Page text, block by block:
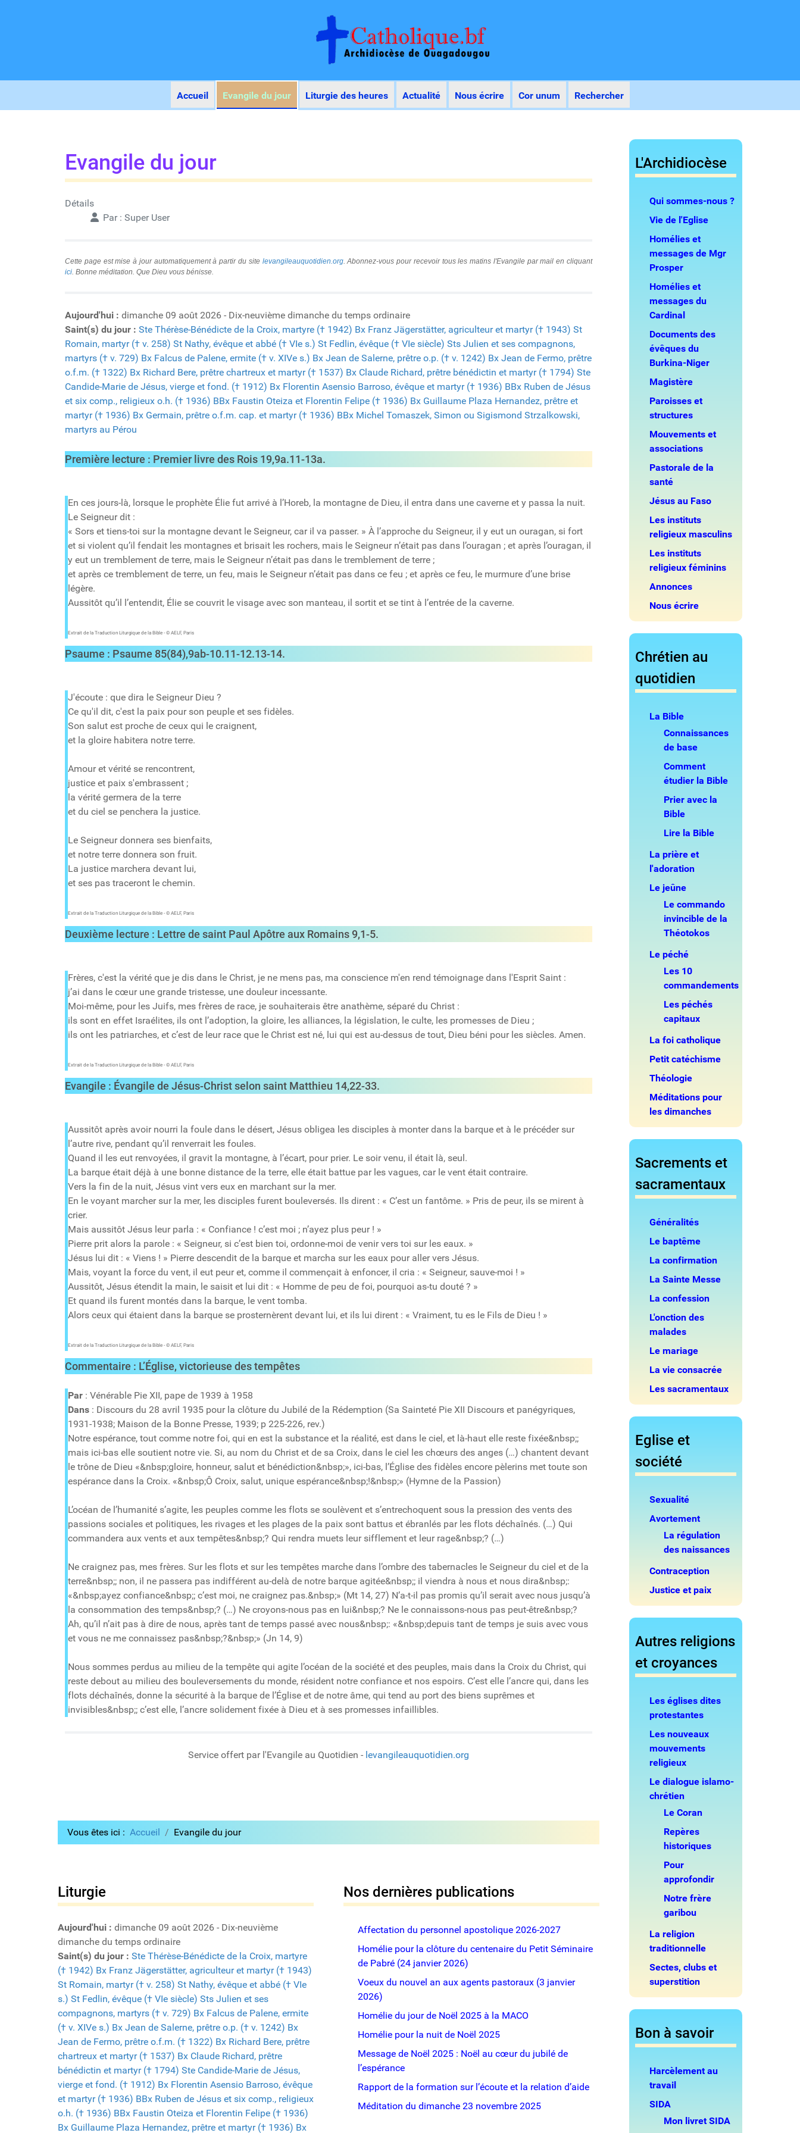
Accueil Evangile du jour Liturgie des heures Actualité Nous écrire Cor unum Rechercher
Evangile du jour
Détails
Par : Super User
Cette page est mise à jour automatiquement à partir du site levangileauquotidien.org. Abonnez-vous pour recevoir tous les matins l'Evangile par mail en cliquant
ici. Bonne méditation. Que Dieu vous bénisse.
Aujourd'hui : dimanche 09 août 2026 - Dix-neuvième dimanche du temps ordinaire
Saint(s) du jour : Ste Thérèse-Bénédicte de la Croix, martyre († 1942) Bx Franz Jägerstätter, agriculteur et martyr († 1943) St
Romain, martyr († v. 258) St Nathy, évêque et abbé († VIe s.) St Fedlin, évêque († VIe siècle) Sts Julien et ses compagnons,
martyrs († v. 729) Bx Falcus de Palene, ermite († v. XIVe s.) Bx Jean de Salerne, prêtre o.p. († v. 1242) Bx Jean de Fermo, prêtre
o.f.m. († 1322) Bx Richard Bere, prêtre chartreux et martyr († 1537) Bx Claude Richard, prêtre bénédictin et martyr († 1794) Ste
Candide-Marie de Jésus, vierge et fond. († 1912) Bx Florentin Asensio Barroso, évêque et martyr († 1936) BBx Ruben de Jésus
et six comp., religieux o.h. († 1936) BBx Faustin Oteiza et Florentin Felipe († 1936) Bx Guillaume Plaza Hernandez, prêtre et
martyr († 1936) Bx Germain, prêtre o.f.m. cap. et martyr († 1936) BBx Michel Tomaszek, Simon ou Sigismond Strzalkowski,
martyrs au Pérou
Première lecture : Premier livre des Rois 19,9a.11-13a.
En ces jours-là, lorsque le prophète Élie fut arrivé à l’Horeb, la montagne de Dieu, il entra dans une caverne et y passa la nuit.
Le Seigneur dit :
« Sors et tiens-toi sur la montagne devant le Seigneur, car il va passer. » À l’approche du Seigneur, il y eut un ouragan, si fort
et si violent qu’il fendait les montagnes et brisait les rochers, mais le Seigneur n’était pas dans l’ouragan ; et après l’ouragan, il
y eut un tremblement de terre, mais le Seigneur n’était pas dans le tremblement de terre ;
et après ce tremblement de terre, un feu, mais le Seigneur n’était pas dans ce feu ; et après ce feu, le murmure d’une brise
légère.
Aussitôt qu’il l’entendit, Élie se couvrit le visage avec son manteau, il sortit et se tint à l’entrée de la caverne.
Extrait de la Traduction Liturgique de la Bible - © AELF, Paris
Psaume : Psaume 85(84),9ab-10.11-12.13-14.
J'écoute : que dira le Seigneur Dieu ?
Ce qu'il dit, c'est la paix pour son peuple et ses fidèles.
Son salut est proche de ceux qui le craignent,
et la gloire habitera notre terre.
Amour et vérité se rencontrent,
justice et paix s'embrassent ;
la vérité germera de la terre
et du ciel se penchera la justice.
Le Seigneur donnera ses bienfaits,
et notre terre donnera son fruit.
La justice marchera devant lui,
et ses pas traceront le chemin.
Extrait de la Traduction Liturgique de la Bible - © AELF, Paris
Deuxième lecture : Lettre de saint Paul Apôtre aux Romains9,1-5.
Frères, c'est la vérité que je dis dans le Christ, je ne mens pas, ma conscience m'en rend témoignage dans l'Esprit Saint :
j’ai dans le cœur une grande tristesse, une douleur incessante.
Moi-même, pour les Juifs, mes frères de race, je souhaiterais être anathème, séparé du Christ :
ils sont en effet Israélites, ils ont l’adoption, la gloire, les alliances, la législation, le culte, les promesses de Dieu ;
ils ont les patriarches, et c’est de leur race que le Christ est né, lui qui est au-dessus de tout, Dieu béni pour les siècles. Amen.
Extrait de la Traduction Liturgique de la Bible - © AELF, Paris
Evangile : Évangile de Jésus-Christ selon saint Matthieu 14,22-33.
Aussitôt après avoir nourri la foule dans le désert, Jésus obligea les disciples à monter dans la barque et à le précéder sur
l’autre rive, pendant qu’il renverrait les foules.
Quand il les eut renvoyées, il gravit la montagne, à l’écart, pour prier. Le soir venu, il était là, seul.
La barque était déjà à une bonne distance de la terre, elle était battue par les vagues, car le vent était contraire.
Vers la fin de la nuit, Jésus vint vers eux en marchant sur la mer.
En le voyant marcher sur la mer, les disciples furent bouleversés. Ils dirent : « C’est un fantôme. » Pris de peur, ils se mirent à
crier.
Mais aussitôt Jésus leur parla : « Confiance ! c’est moi ; n’ayez plus peur ! »
Pierre prit alors la parole : « Seigneur, si c’est bien toi, ordonne-moi de venir vers toi sur les eaux. »
Jésus lui dit : « Viens ! » Pierre descendit de la barque et marcha sur les eaux pour aller vers Jésus.
Mais, voyant la force du vent, il eut peur et, comme il commençait à enfoncer, il cria : « Seigneur, sauve-moi ! »
Aussitôt, Jésus étendit la main, le saisit et lui dit : « Homme de peu de foi, pourquoi as-tu douté ? »
Et quand ils furent montés dans la barque, le vent tomba.
Alors ceux qui étaient dans la barque se prosternèrent devant lui, et ils lui dirent : « Vraiment, tu es le Fils de Dieu ! »
Extrait de la Traduction Liturgique de la Bible - © AELF, Paris
Commentaire : L’Église, victorieuse des tempêtes
Par : Vénérable Pie XII, pape de 1939 à 1958
Dans : Discours du 28 avril 1935 pour la clôture du Jubilé de la Rédemption (Sa Sainteté Pie XII Discours et panégyriques,
1931-1938; Maison de la Bonne Presse, 1939; p 225-226, rev.)
Notre espérance, tout comme notre foi, qui en est la substance et la réalité, est dans le ciel, et là-haut elle reste fixée&nbsp;;
mais ici-bas elle soutient notre vie. Si, au nom du Christ et de sa Croix, dans le ciel les chœurs des anges (…) chantent devant
le trône de Dieu «&nbsp;gloire, honneur, salut et bénédiction&nbsp;», ici-bas, l’Église des fidèles encore pèlerins met toute son
espérance dans la Croix. «&nbsp;Ô Croix, salut, unique espérance&nbsp;!&nbsp;» (Hymne de la Passion)
L’océan de l’humanité s’agite, les peuples comme les flots se soulèvent et s’entrechoquent sous la pression des vents des
passions sociales et politiques, les rivages et les plages de la paix sont battus et ébranlés par les flots déchaînés. (…) Qui
commandera aux vents et aux tempêtes&nbsp;? Qui rendra muets leur sifflement et leur rage&nbsp;? (…)
Ne craignez pas, mes frères. Sur les flots et sur les tempêtes marche dans l’ombre des tabernacles le Seigneur du ciel et de la
terre&nbsp;; non, il ne passera pas indifférent au-delà de notre barque agitée&nbsp;; il viendra à nous et nous dira&nbsp;:
«&nbsp;ayez confiance&nbsp;; c’est moi, ne craignez pas.&nbsp;» (Mt 14, 27) N’a-t-il pas promis qu’il serait avec nous jusqu’à
la consommation des temps&nbsp;? (…) Ne croyons-nous pas en lui&nbsp;? Ne le connaissons-nous pas peut-être&nbsp;?
Ah, qu’il n’ait pas à dire de nous, après tant de temps passé avec nous&nbsp;: «&nbsp;depuis tant de temps je suis avec vous
et vous ne me connaissez pas&nbsp;?&nbsp;» (Jn 14, 9)
Nous sommes perdus au milieu de la tempête qui agite l’océan de la société et des peuples, mais dans la Croix du Christ, qui
reste debout au milieu des bouleversements du monde, résident notre confiance et nos espoirs. C’est elle l’ancre qui, dans les
flots déchaînés, donne la sécurité à la barque de l’Église et de notre âme, qui tend au port des biens suprêmes et
invisibles&nbsp;; c’est elle, l’ancre solidement fixée à Dieu et à ses promesses infaillibles.
Service offert par l'Evangile au Quotidien - levangileauquotidien.org
Vous êtes ici : Accueil Evangile du jour
Liturgie
Aujourd'hui : dimanche 09 août 2026 - Dix-neuvième
dimanche du temps ordinaire
Saint(s) du jour : Ste Thérèse-Bénédicte de la Croix, martyre
(† 1942) Bx Franz Jägerstätter, agriculteur et martyr († 1943)
St Romain, martyr († v. 258) St Nathy, évêque et abbé († VIe
s.) St Fedlin, évêque († VIe siècle) Sts Julien et ses
compagnons, martyrs († v. 729) Bx Falcus de Palene, ermite
(† v. XIVe s.) Bx Jean de Salerne, prêtre o.p. († v. 1242) Bx
Jean de Fermo, prêtre o.f.m. († 1322) Bx Richard Bere, prêtre
chartreux et martyr († 1537) Bx Claude Richard, prêtre
bénédictin et martyr († 1794) Ste Candide-Marie de Jésus,
vierge et fond. († 1912) Bx Florentin Asensio Barroso, évêque
et martyr († 1936) BBx Ruben de Jésus et six comp., religieux
o.h. († 1936) BBx Faustin Oteiza et Florentin Felipe († 1936)
Bx Guillaume Plaza Hernandez, prêtre et martyr († 1936) Bx
Nos dernières publications
Affectation du personnel apostolique 2026-2027
Homélie pour la clôture du centenaire du Petit Séminaire
de Pabré (24 janvier 2026)
Voeux du nouvel an aux agents pastoraux (3 janvier
2026)
Homélie du jour de Noël 2025 à la MACO
Homélie pour la nuit de Noël 2025
Message de Noël 2025 : Noël au cœur du jubilé de
l’espérance
Rapport de la formation sur l’écoute et la relation d’aide
Méditation du dimanche 23 novembre 2025
L'Archidiocèse
Qui sommes-nous ?
Vie de l'Eglise
Homélies et
messages de Mgr
Prosper
Homélies et
messages du
Cardinal
Documents des
évêques du
Burkina-Niger
Magistère
Paroisses et
structures
Mouvements et
associations
Pastorale de la
santé
Jésus au Faso
Les instituts
religieux masculins
Les instituts
religieux féminins
Annonces
Nous écrire
Chrétien au
quotidien
La Bible
Connaissances
de base
Comment
étudier la Bible
Prier avec la
Bible
Lire la Bible
La prière et
l'adoration
Le jeûne
Le commando
invincible de la
Théotokos
Le péché
Les 10
commandements
Les péchés
capitaux
La foi catholique
Petit catéchisme
Théologie
Méditations pour
les dimanches
Sacrements et
sacramentaux
Généralités
Le baptême
La confirmation
La Sainte Messe
La confession
L'onction des
malades
Le mariage
La vie consacrée
Les sacramentaux
Eglise et
société
Sexualité
Avortement
La régulation
des naissances
Contraception
Justice et paix
Autres religions
et croyances
Les églises dites
protestantes
Les nouveaux
mouvements
religieux
Le dialogue islamo-
chrétien
Le Coran
Repères
historiques
Pour
approfondir
Notre frère
garibou
La religion
traditionnelle
Sectes, clubs et
superstition
Bon à savoir
Harcèlement au
travail
SIDA
Mon livret SIDA